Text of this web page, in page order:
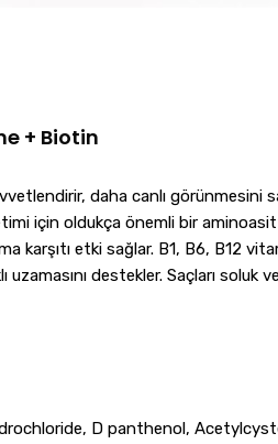
+ Biotin
daha canlı görünmesini
için oldukça önemli bir
karşıtı etki sağlar. B1, B6, B12
destekler. Saçları soluk
D panthenol,